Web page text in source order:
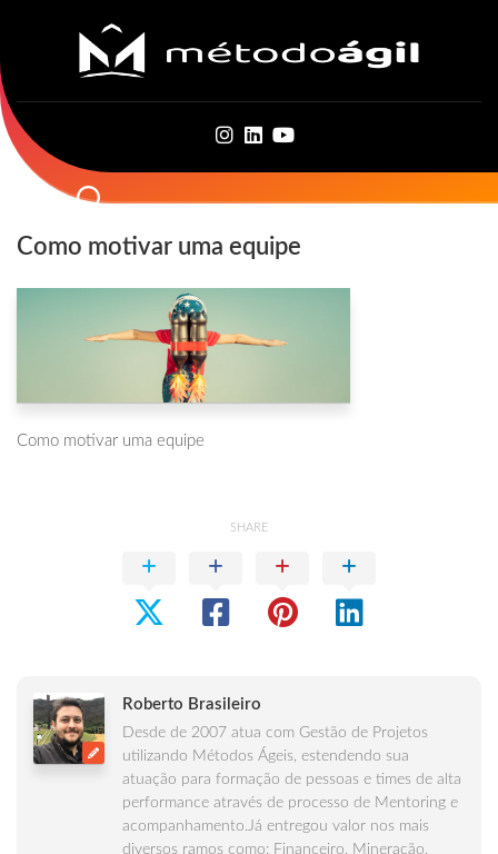
content
Como motivar uma equipe
Como motivar uma equipe
SHARE
Roberto Brasileiro
Desde de 2007 atua com Gestão de Projetos
utilizando Métodos Ágeis, estendendo sua
atuação para formação de pessoas e times de alta
performance através de processo de Mentoring e
acompanhamento.Já entregou valor nos mais
diversos ramos como: Financeiro, Mineração,